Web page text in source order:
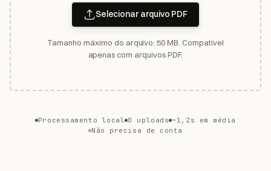
Selecionar arquivo PDF
Tamanho máximo do arquivo: 50 MB. Compatível
apenas com arquivos PDF.
Processamento local 0 uploads ~1,2s em média
Não precisa de conta